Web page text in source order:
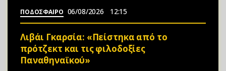
ΠΟΔΟΣΦΑΙΡΟ 06/08/2026 12:15
Λιβάι Γκαρσία: «Πείστηκα από το
πρότζεκτ και τις φιλοδοξίες
Παναθηναϊκού»